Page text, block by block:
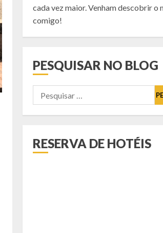
cada vez maior. Venham descobrir o
comigo!
PESQUISAR NO BLOG
Pesquisar
por:
RESERVA DE HOTÉIS